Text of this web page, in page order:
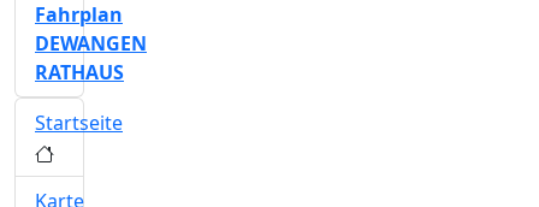
Fahrplan
DEWANGEN
RATHAUS
Startseite
Karte